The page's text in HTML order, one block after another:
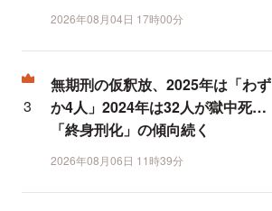
2026年08月04日 17時00分
無期刑の仮釈放、2025年は「わず
か4人」2024年は32人が獄中死…
「終身刑化」の傾向続く
2026年08月06日 11時39分